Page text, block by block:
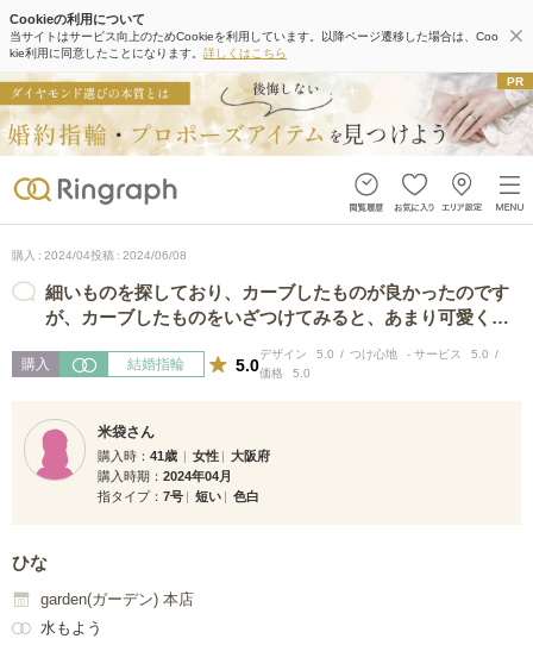
Cookieの利用について
当サイトはサービス向上のためCookieを利用しています。以降ページ遷移した場合は、Coo
kie利用に同意したことになります。 詳しくはこちら
購入 2024/04投稿 2024/06/08
細いものを探しており、カーブしたものが良かったのです
が、カーブしたものをいざつけてみると、あまり可愛くな
購入 結婚指輪 5.0
デザイン 5.0 つけ心地 - サービス
5.0
価格
5.0
米袋さん
購入時 41歳 女性
大阪府
購入時期
2024年04月
指タイプ
7号 短い 色白
ひな
garden(ガーデン) 本店
水もよう